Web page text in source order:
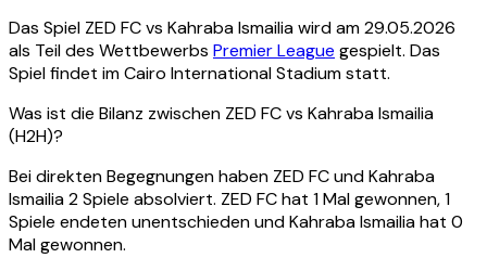
Das Spiel ZED FC vs Kahraba Ismailia wird am 29.05.2026
als Teil des Wettbewerbs Premier League gespielt. Das
Spiel findet im Cairo International Stadium statt.
Was ist die Bilanz zwischen ZED FC vs Kahraba Ismailia
(H2H)?
Bei direkten Begegnungen haben ZED FC und Kahraba
Ismailia 2 Spiele absolviert. ZED FC hat 1 Mal gewonnen, 1
Spiele endeten unentschieden und Kahraba Ismailia hat 0
Mal gewonnen.